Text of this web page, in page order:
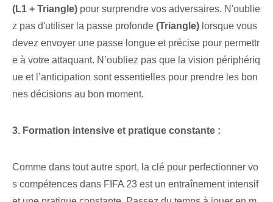
(L1​ + Triangle) pour surprendre vos adversaires. N'oublie
z pas d'utiliser la passe profonde (Triangle) lorsque vous
devez envoyer une passe longue et précise pour permettr
e à votre attaquant. N’oubliez pas que la vision périphériq
ue et l’anticipation sont essentielles pour prendre les bon
nes décisions au bon moment.
3. Formation intensive et pratique constante :
Comme dans tout autre sport, la clé pour perfectionner vo
s compétences dans FIFA 23 est un entraînement intensif